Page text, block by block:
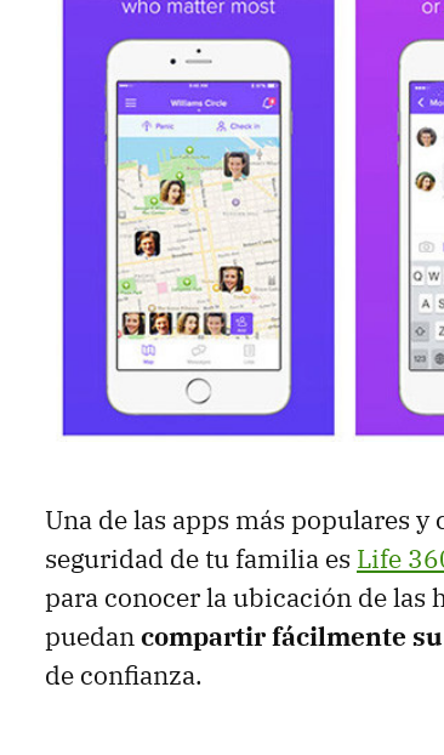
Una de las apps más populares
seguridad de tu familia es Life
para conocer la ubicación de las
puedancompartir fácilmente
de confianza.